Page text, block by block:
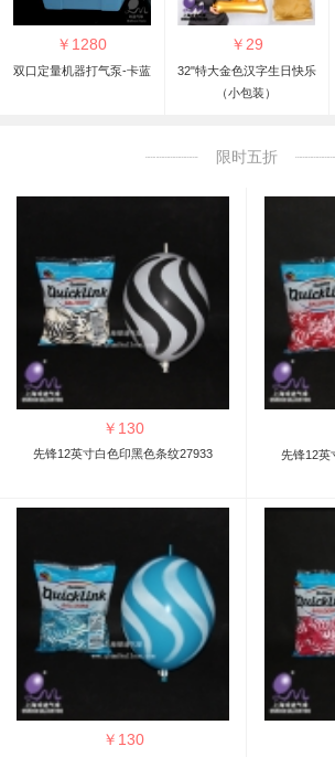
￥ 1280
双口定量机器打气泵-卡蓝
￥29
32"特大金色汉字生日快乐
（小包装）
限时五折
￥ 130
先锋12英寸白色印黑色条纹27933 先锋12英
￥ 130